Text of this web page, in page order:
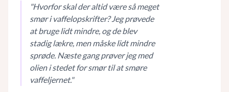
"Hvorfor skal der altid være så meget
smør i vaffelopskrifter? Jeg prøvede
at bruge lidt mindre, og de blev
stadig lækre, men måske lidt mindre
sprøde. Næste gang prøver jeg med
olien i stedet for smør til at smøre
vaffeljernet."